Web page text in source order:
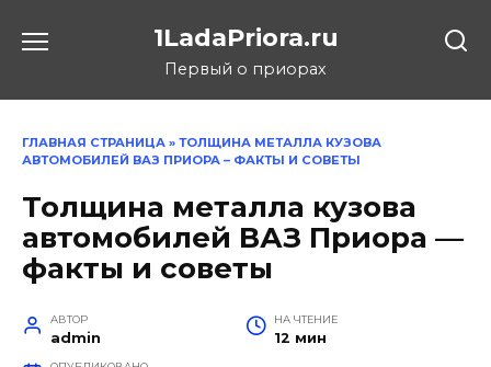
1LadaPriora.ru
Первый о приорах
ГЛАВНАЯ СТРАНИЦА » ТОЛЩИНА МЕТАЛЛА КУЗОВА
АВТОМОБИЛЕЙ ВАЗ ПРИОРА – ФАКТЫ И СОВЕТЫ
Толщина металла кузова
автомобилей ВАЗ Приора —
факты и советы
АВТОР
admin
НА ЧТЕНИЕ
12 мин